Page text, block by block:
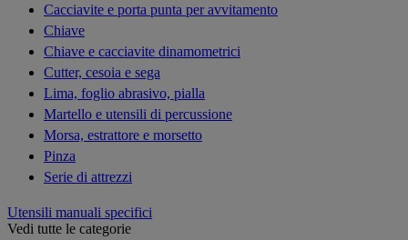
Cacciavite e porta punta per avvitamento
Chiave
Chiave e cacciavite dinamometrici
Cutter, cesoia e sega
Lima, foglio abrasivo, pialla
Martello e utensili di percussione
Morsa, estrattore e morsetto
Pinza
Serie di attrezzi
Utensili manuali specifici
Vedi tutte le categorie